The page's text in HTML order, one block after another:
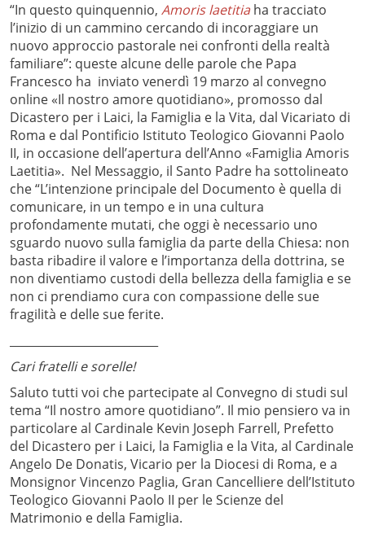
“In questo quinquennio, Amoris laetitiaha tracciato
l’inizio di un cammino cercando di incoraggiare un
nuovo approccio pastorale nei confronti della realtà
familiare”: queste alcune delle parole che Papa
Francesco ha inviato venerdì 19 marzo al convegno
online «Il nostro amore quotidiano», promosso dal
Dicastero per i Laici, la Famiglia e la Vita, dal Vicariato di
Roma e dal Pontificio Istituto Teologico Giovanni Paolo
II, in occasione dell’apertura dell’Anno «Famiglia Amoris
Laetitia». Nel Messaggio, il Santo Padre ha sottolineato
che “L’intenzione principale del Documento è quella di
comunicare, in un tempo e in una cultura
profondamente mutati, che oggi è necessario uno
sguardo nuovo sulla famiglia da parte della Chiesa: non
basta ribadire il valore e l’importanza della dottrina, se
non diventiamo custodi della bellezza della famiglia e se
non ci prendiamo cura con compassione delle sue
fragilità e delle sue ferite.
Cari fratelli e sorelle!
Saluto tutti voi che partecipate al Convegno di studi sul
tema “Il nostro amore quotidiano”. Il mio pensiero va in
particolare al Cardinale Kevin Joseph Farrell, Prefetto
del Dicastero per i Laici, la Famiglia e la Vita, al Cardinale
Angelo De Donatis, Vicario per la Diocesi di Roma, e a
Monsignor Vincenzo Paglia, Gran Cancelliere dell’Istituto
Teologico Giovanni Paolo II per le Scienze del
Matrimonio e della Famiglia.